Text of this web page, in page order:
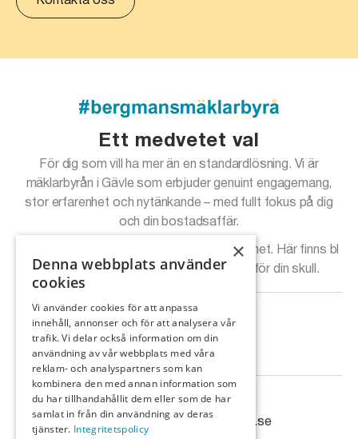
Ett medvetet val
För dig som vill ha mer än en standardlösning. Vi är
mäklarbyrån i Gävle som erbjuder genuint engagemang,
stor erfarenhet och nytänkande – med fullt fokus på dig
och din bostadsaffär.
Ansluten till Mäklarsamfundet för din trygghet. Här finns bl
a kundvägledare som svarar på frågor för din skull.
Till salu
Köp/sälj
Om oss
Kontakta oss
info@bergmansmaklarbyra.se
×
Denna webbplats använder
cookies
Vi använder cookies för att anpassa
innehåll, annonser och för att analysera vår
trafik. Vi delar också information om din
användning av vår webbplats med våra
reklam- och analyspartners som kan
kombinera den med annan information som
du har tillhandahållit dem eller som de har
samlat in från din användning av deras
tjänster. Integritetspolicy